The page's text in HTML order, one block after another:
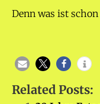
Denn was ist
Related Posts: